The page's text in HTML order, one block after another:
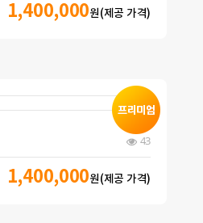
1,400,000원(제공 가격)
43
1,400,000원(제공 가격)